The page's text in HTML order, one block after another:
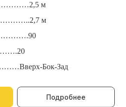
м
м
Бок-Зад
Подробнее